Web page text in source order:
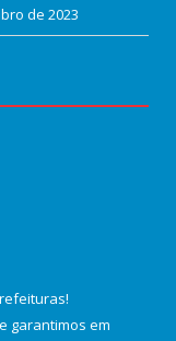
de 2023
!
garantimos em